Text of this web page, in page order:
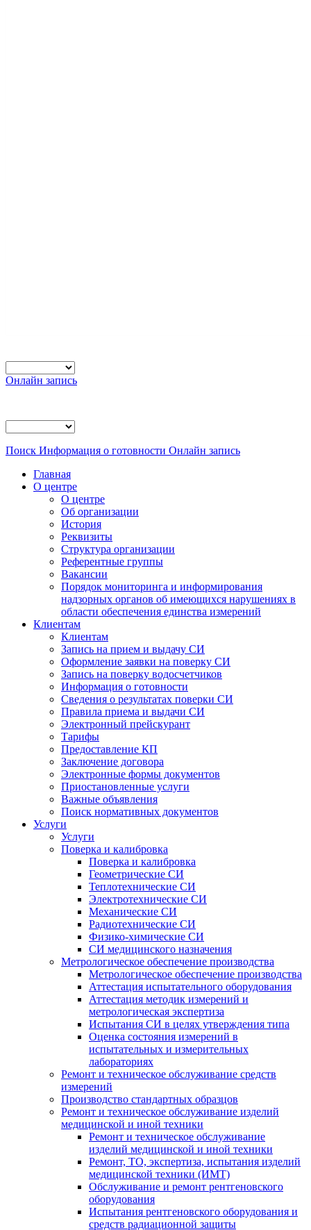
Онлайн запись
Поиск Информация о готовности Онлайн запись
Главная
О центре
О центре
Об организации
История
Реквизиты
Структура организации
Референтные группы
Вакансии
Порядок мониторинга и информирования
надзорных органов об имеющихся нарушениях в
области обеспечения единства измерений
Клиентам
Клиентам
Запись на прием и выдачу СИ
Оформление заявки на поверку СИ
Запись на поверку водосчетчиков
Информация о готовности
Сведения о результатах поверки СИ
Правила приема и выдачи СИ
Электронный прейскурант
Тарифы
Предоставление КП
Заключение договора
Электронные формы документов
Приостановленные услуги
Важные объявления
Поиск нормативных документов
Услуги
Услуги
Поверка и калибровка
Поверка и калибровка
Геометрические СИ
Теплотехнические СИ
Электротехнические СИ
Механические СИ
Радиотехнические СИ
Физико-химические СИ
СИ медицинского назначения
Метрологическое обеспечение производства
Метрологическое обеспечение производства
Аттестация испытательного оборудования
Аттестация методик измерений и
метрологическая экспертиза
Испытания СИ в целях утверждения типа
Оценка состояния измерений в
испытательных и измерительных
лабораториях
Ремонт и техническое обслуживание средств
измерений
Производство стандартных образцов
Ремонт и техническое обслуживание изделий
медицинской и иной техники
Ремонт и техническое обслуживание
изделий медицинской и иной техники
Ремонт, ТО, экспертиза, испытания изделий
медицинской техники (ИМТ)
Обслуживание и ремонт рентгеновского
оборудования
Испытания рентгеновского оборудования и
средств радиационной защиты